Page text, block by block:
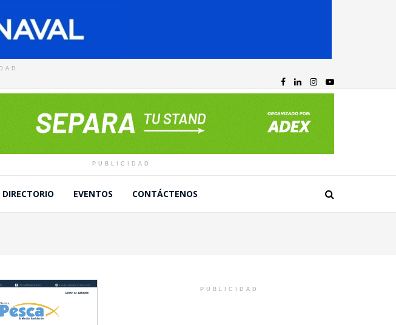
PUBLICIDAD
DIRECTORIO EVENTOS CONTÁCTENOS
PUBLICIDAD